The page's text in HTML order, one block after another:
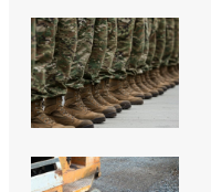
miasta